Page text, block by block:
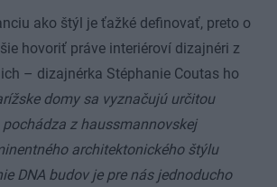
ako štýl je ťažké definovať, preto o
hovoriť práve interiéroví dizajnéri z
– dizajnérka Stéphanie Coutas ho
domy sa vyznačujú určitou
pochádza z haussmannovskej
architektonického štýlu
DNA budov je pre nás jednoducho